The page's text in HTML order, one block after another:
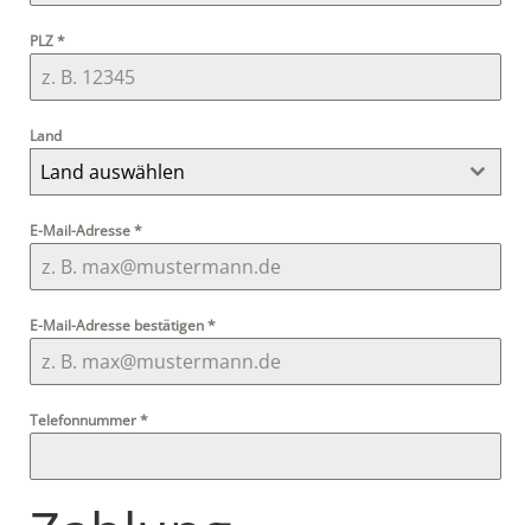
PLZ*
Land
Land auswählen
E-Mail-Adresse*
E-Mail-Adresse bestätigen*
Telefonnummer*